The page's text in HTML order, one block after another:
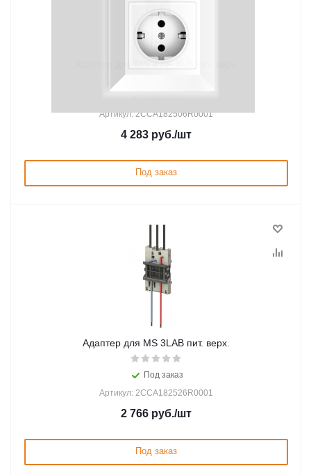
Адаптер для MS и AF 3LB пит. верх.
Артикул: 2CCA182506R0001
4 283 руб./шт
Под заказ
Адаптер для MS 3LAB пит. верх.
Под заказ
Артикул: 2CCA182526R0001
2 766 руб./шт
Под заказ